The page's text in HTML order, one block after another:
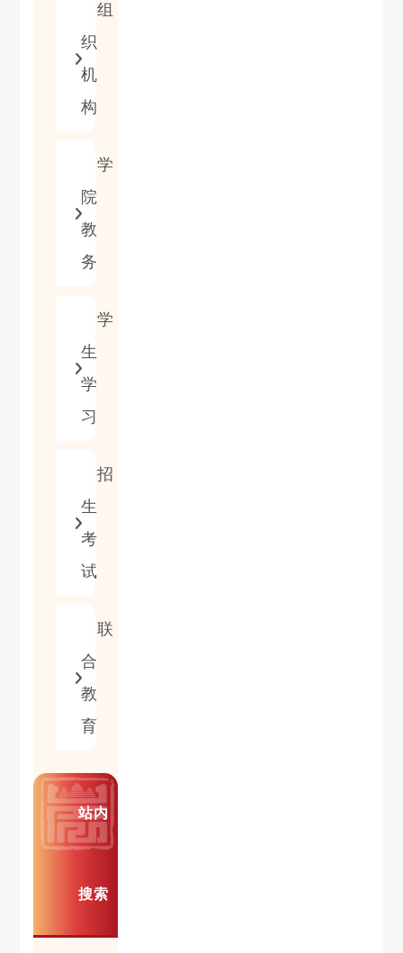
组
织
机
构
学
院
教
务
学
生
学
习
招
生
考
试
联
合
教
育
站内
搜索